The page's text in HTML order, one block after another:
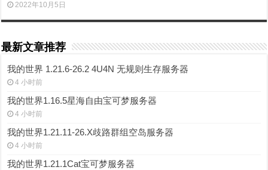
2022年10月5日
最新文章推荐
我的世界 1.21.6-26.2 4U4N 无规则生存服务器
4 小时前
我的世界1.16.5星海自由宝可梦服务器
4 小时前
我的世界1.21.11-26.X歧路群组空岛服务器
4 小时前
我的世界1.21.1Cat宝可梦服务器